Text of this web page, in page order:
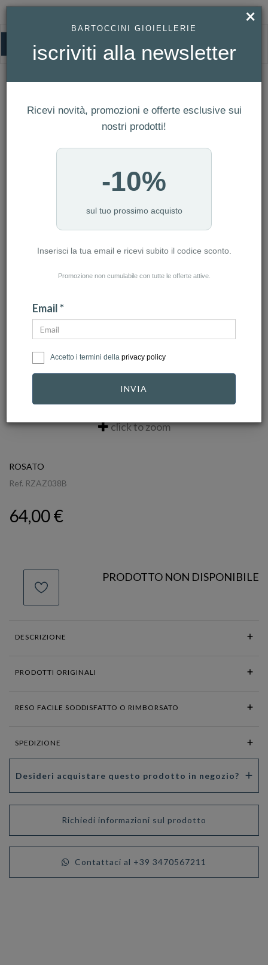
HOMEPAGE
ROSATO - ANELLO 14 AZZURRA ARGENTO 925/1000 RODIO, PERLE NA
Rosato - Anello 14 AZZURRA argento
925/1000 rodio, perle na Ref.
RZAZ038B
click to zoom
ROSATO
Ref. RZAZ038B
64,00 €
PRODOTTO NON DISPONIBILE
DESCRIZIONE
PRODOTTI ORIGINALI
RESO FACILE SODDISFATTO O RIMBORSATO
SPEDIZIONE
Desideri acquistare questo prodotto in negozio?
Richiedi informazioni sul prodotto
Contattaci al +39 3470567211
×
BARTOCCINI GIOIELLERIE
iscriviti alla newsletter
Ricevi novità, promozioni e offerte esclusive sui
nostri prodotti!
-10%
sul tuo prossimo acquisto
Inserisci la tua email e ricevi subito il codice sconto.
Promozione non cumulabile con tutte le offerte attive.
Email *
Accetto i termini della privacy policy
INVIA